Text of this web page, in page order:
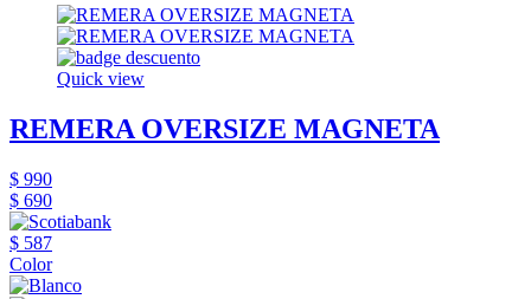
Quick view
REMERA OVERSIZE MAGNETA
$ 990
$ 690
$ 587
Color